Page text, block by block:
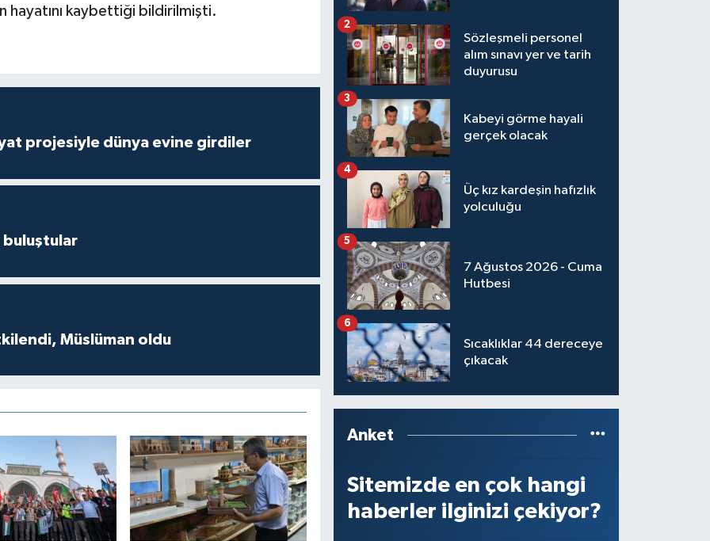
hayatını kaybettiği bildirilmişti.
projesiyle dünya evine girdiler
buluştular
Müslüman oldu
Sözleşmeli personel
alım sınavı yer ve tarih
duyurusu
2
Kabeyi görme hayali
gerçek olacak
3
Üç kız kardeşin hafızlık
yolculuğu
4
7 Ağustos 2026 - Cuma
Hutbesi
5
Sıcaklıklar 44 dereceye
çıkacak
6
Anket
Sitemizde en çok hangi
haberler ilginizi çekiyor?